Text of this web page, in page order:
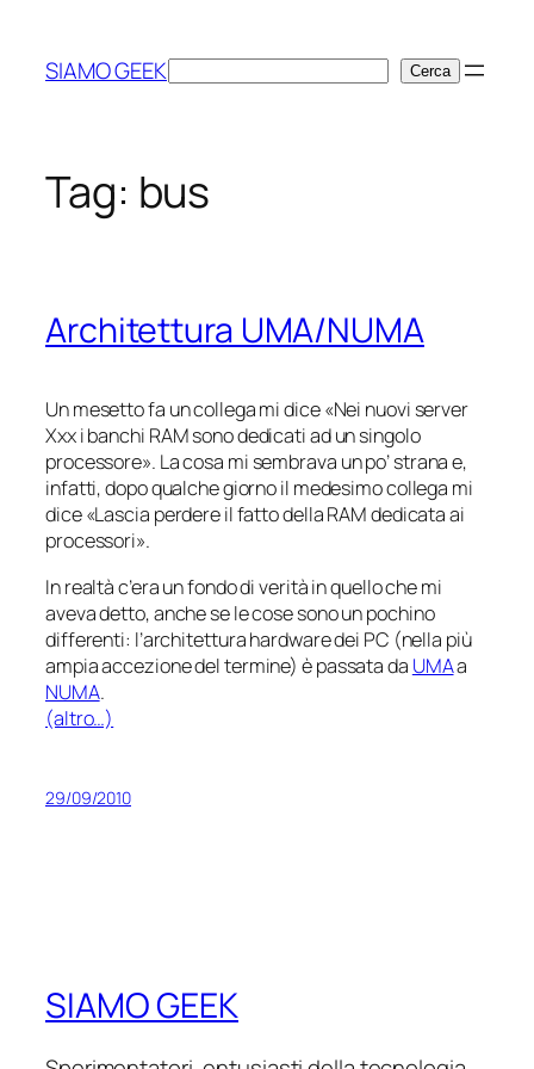
contenuto
SIAMO GEEKCerca Cerca
Tag: bus
Architettura UMA/NUMA
Un mesetto fa un collega mi dice «Nei nuovi server
Xxx i banchi RAM sono dedicati ad un singolo
processore». La cosa mi sembrava un po’ strana e,
infatti, dopo qualche giorno il medesimo collega mi
dice «Lascia perdere il fatto della RAM dedicata ai
processori».
In realtà c’era un fondo di verità in quello che mi
aveva detto, anche se le cose sono un pochino
differenti: l’architettura hardware dei PC (nella più
ampia accezione del termine) è passata da UMAa
NUMA.
(altro…)
29/09/2010
SIAMO GEEK